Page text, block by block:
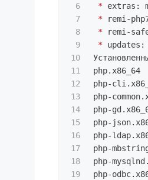
6
7
8
9
10
11
12
13
14
15
16
17
18
19
* extras:
* remi-
* remi-
*
php-
php-
php-
php-
php-
php-
php-
php-